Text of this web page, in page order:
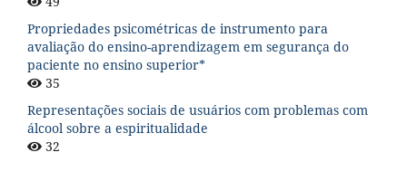
Propriedades psicométricas de instrumento para
avaliação do ensino-aprendizagem em segurança do
paciente no ensino superior*
35
Representações sociais de usuários com problemas com
álcool sobre a espiritualidade
32